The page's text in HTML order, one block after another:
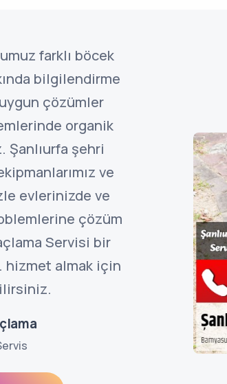
farklı böcek
bilgilendirme
çözümler
organik
Şanlıurfa şehri
ve
evlerinizde ve
çözüm
Servisi bir
hizmet almak için